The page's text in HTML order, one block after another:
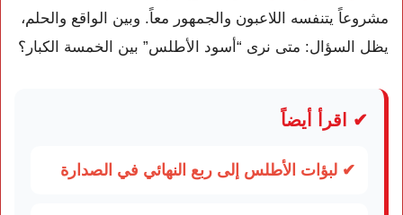
مشروعاً يتنفسه اللاعبون والجمهور معاً. وبين الواقع والحلم،
يظل السؤال: متى نرى “أسود الأطلس” بين الخمسة الكبار؟
✔ اقرأ أيضاً
✔ لبؤات الأطلس إلى ربع النهائي في الصدارة